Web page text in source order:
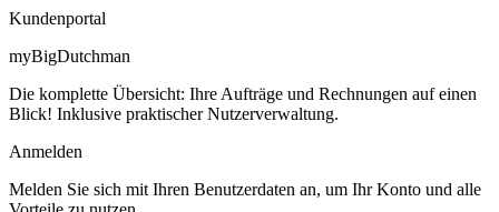
Kundenportal
myBigDutchman
Die komplette Übersicht: Ihre Aufträge und Rechnungen auf einen
Blick! Inklusive praktischer Nutzerverwaltung.
Anmelden
Melden Sie sich mit Ihren Benutzerdaten an, um Ihr Konto und alle